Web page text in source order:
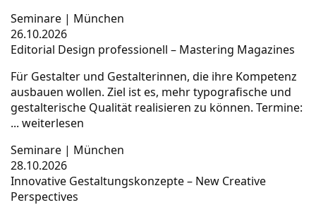
Seminare | München
26.10.2026
Editorial Design professionell – Mastering Magazines
Für Gestalter und Gestalterinnen, die ihre Kompetenz
ausbauen wollen. Ziel ist es, mehr typografische und
gestalterische Qualität realisieren zu können. Termine:
... weiterlesen
Seminare | München
28.10.2026
Innovative Gestaltungskonzepte – New Creative
Perspectives